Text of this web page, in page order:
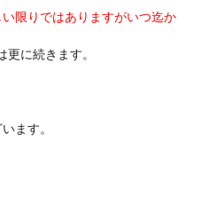
限りではありますがいつ迄か
に続きます。
ます。